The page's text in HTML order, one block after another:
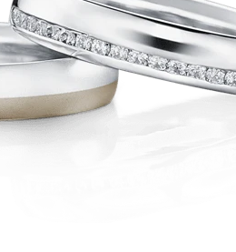
アフターサービス
ご購入方法・仕上げ日数
プロミスダイヤモンド&バースストー
ン
ブライダルアイテム